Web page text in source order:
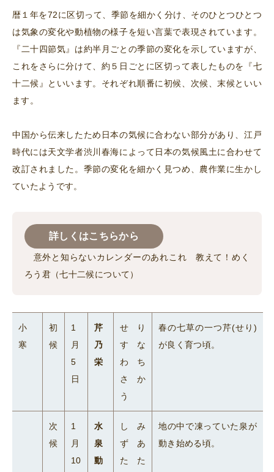
暦１年を72に区切って、季節を細かく分け、そのひとつひとつ
は気象の変化や動植物の様子を短い言葉で表現されています。
『二十四節気』は約半月ごとの季節の変化を示していますが、
これをさらに分けて、約５日ごとに区切って表したものを『七
十二候』といいます。それぞれ順番に初候、次候、末候といい
ます。
中国から伝来したため日本の気候に合わない部分があり、江戸
時代には天文学者渋川春海によって日本の気候風土に合わせて
改訂されました。季節の変化を細かく見つめ、農作業に生かし
ていたようです。
詳しくはこちらから
意外と知らないカレンダーのあれこれ 教えて！めく
ろう君（七十二候について）
小
寒
初
候
1
月
5
日
芹
乃
栄
せり
すな
わち
さか
う
春の七草の一つ芹(せり)
が良く育つ頃。
次
候
1
月
10
水
泉
動
しみ
ずあ
たた
地の中で凍っていた泉が
動き始める頃。